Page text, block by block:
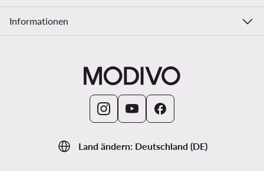
Land ändern: Deutschland (DE)
Informationen